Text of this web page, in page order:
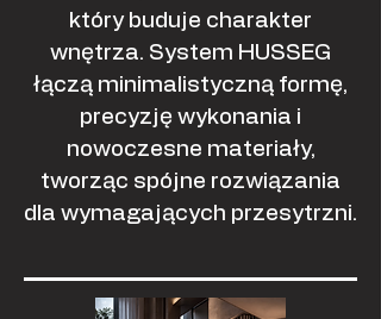
który buduje charakter
wnętrza. System HUSSEG
łączą minimalistyczną formę,
precyzję wykonania i
nowoczesne materiały,
tworząc spójne rozwiązania
dla wymagających przesytrzni.